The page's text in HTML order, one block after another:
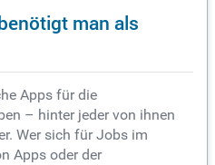
man als
Apps für die
– hinter jeder von ihnen
Wer sich für Jobs im
Apps oder der